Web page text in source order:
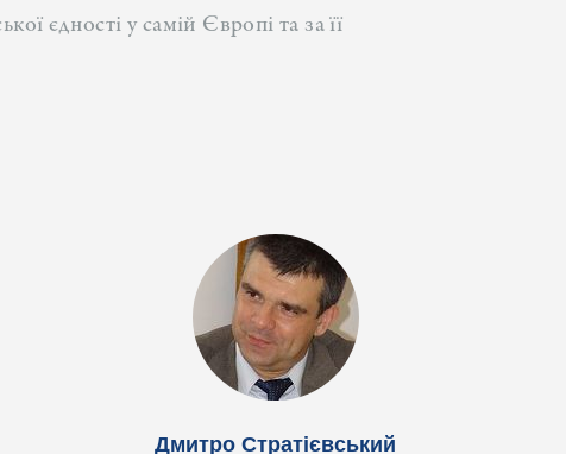
єдності у самій Європі та за її
Дмитро Стратієвський